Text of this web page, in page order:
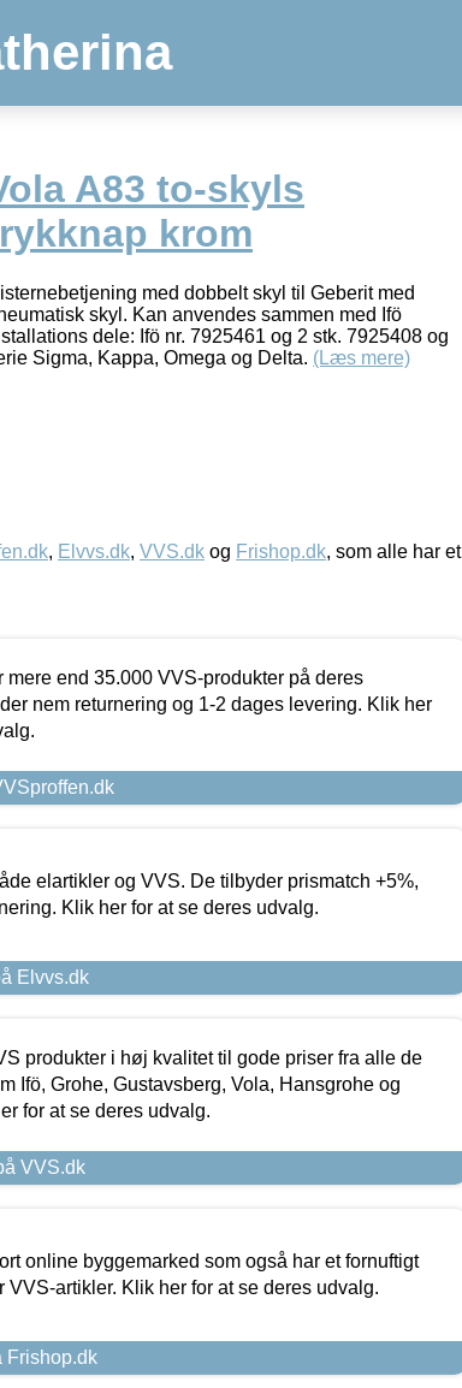
A83 to-skyls
krom
med dobbelt skyl til Geberit med
skyl. Kan anvendes sammen med Ifö
dele: Ifö nr. 7925461 og 2 stk. 7925408 og
Sigma, Kappa, Omega og Delta. (Læs mere)
, Elvvs.dk, VVS.dk og Frishop.dk, som alle har et
mere end 35.000 VVS-produkter på deres
nem returnering og 1-2 dages levering. Klik her
elartikler og VVS. De tilbyder prismatch +5%,
Klik her for at se deres udvalg.
Elvvs.dk
produkter i høj kvalitet til gode priser fra alle de
Ifö, Grohe, Gustavsberg, Vola, Hansgrohe og
for at se deres udvalg.
VVS.dk
online byggemarked som også har et fornuftigt
VVS-artikler. Klik her for at se deres udvalg.
Frishop.dk